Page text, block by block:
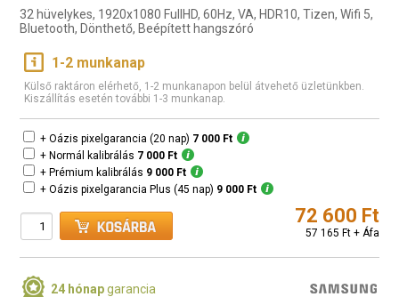
32 hüvelykes, 1920x1080 FullHD, 60Hz, VA, HDR10, Tizen, Wifi 5,
Bluetooth, Dönthető, Beépített hangszóró
1-2 munkanap
Külső raktáron elérhető, 1-2 munkanapon belül átvehető üzletünkben.
Kiszállítás esetén további 1-3 munkanap.
+ Oázis pixelgarancia (20 nap) 7 000 Ft
+ Normál kalibrálás 7 000 Ft
+ Prémium kalibrálás 9 000 Ft
+ Oázis pixelgarancia Plus (45 nap) 9 000 Ft
72 600 Ft
57 165 Ft + Áfa
24 hónapgarancia